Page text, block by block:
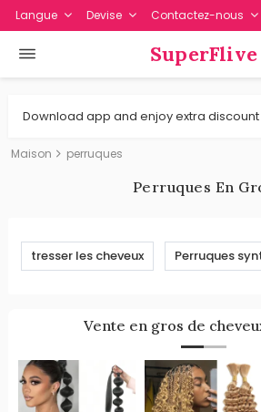
Langue Devise Contactez-nous
SuperFlive
Download app and enjoy extra discount
Maison perruques
Perruques En
tresser les cheveux Perruques
Vente en gros de